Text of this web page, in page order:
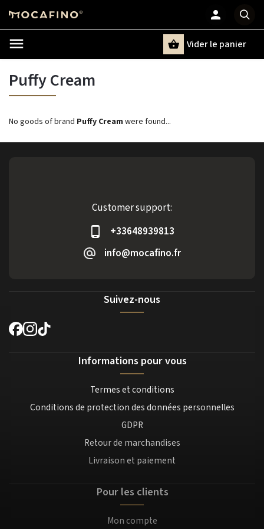
Chercher
Vider le panier
Puffy Cream
No goods of brand Puffy Cream were found...
Customer support:
+33648939813
info@mocafino.fr
Suivez-nous
Informations pour vous
Termes et conditions
Conditions de protection des données personnelles
GDPR
Retour de marchandises
Livraison et paiement
Pour les clients
Mon compte